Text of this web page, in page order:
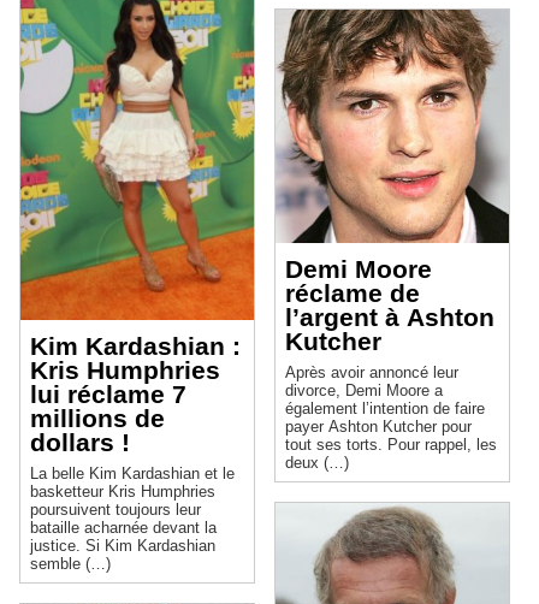
Kim Kardashian :
Kris Humphries
lui réclame 7
millions de
dollars !
La belle Kim Kardashian et le
basketteur Kris Humphries
poursuivent toujours leur
bataille acharnée devant la
justice. Si Kim Kardashian
semble (…)
Demi Moore
réclame de
l’argent à Ashton
Kutcher
Après avoir annoncé leur
divorce, Demi Moore a
également l’intention de faire
payer Ashton Kutcher pour
tout ses torts. Pour rappel, les
deux (…)